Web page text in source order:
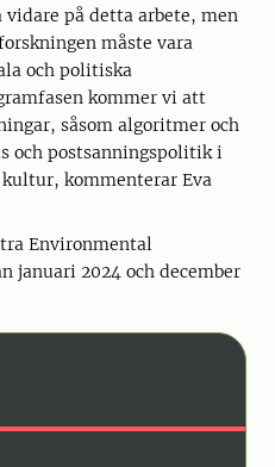
vidare på detta arbete, men
måste vara
och politiska
kommer vi att
såsom algoritmer och
och postsanningspolitik i
kommenterar Eva
Environmental
januari 2024 och december